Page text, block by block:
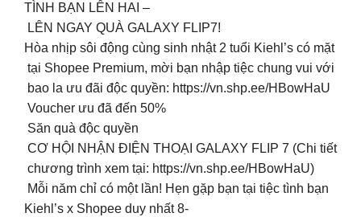
TÌNH BẠN LÊN HAI –
LÊN NGAY QUÀ GALAXY FLIP7!
Hòa nhịp sôi động cùng sinh nhật 2 tuổi Kiehl’s có mặt
tại Shopee Premium, mời bạn nhập tiệc chung vui với
bao la ưu đãi độc quyền: https://vn.shp.ee/HBowHaU
️ Voucher ưu đã đến 50%
️ Săn quà độc quyền
️ CƠ HỘI NHẬN ĐIỆN THOẠI GALAXY FLIP 7 (Chi tiết
chương trình xem tại: https://vn.shp.ee/HBowHaU)
Mỗi năm chỉ có một lần! Hẹn gặp bạn tại tiệc tình bạn
Kiehl’s x Shopee duy nhất 8-